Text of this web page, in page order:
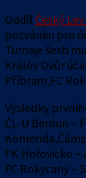
Oddíl Český
pozvánku pro
Turnaje šesti
Králův Dvůr
Příbram,FC
Výsledky
ČL-U Beroun –
FK Hořovicko –
FC Rokycany –